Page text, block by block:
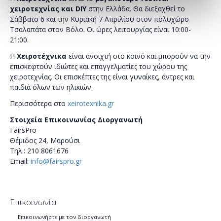
χειροτεχνίας και DIY στην Ελλάδα. Θα διεξαχθεί το
Σάββατο 6 και την Κυριακή 7 Απριλίου στον πολυχώρο
Τσαλαπάτα στον Βόλο. Οι ώρες λειτουργίας είναι 10:00-
21:00.
Η Χειροτέχνικα είναι ανοιχτή στο κοινό και μπορούν να την
επισκεφτούν ιδιώτες και επαγγελματίες του χώρου της
χειροτεχνίας. Οι επισκέπτες της είναι γυναίκες, άντρες και
παιδιά όλων των ηλικιών.
Περισσότερα στο xeirotexnika.gr
Στοιχεία Επικοινωνίας Διοργανωτή
Fair­sPro
Θέμιδος 24, Μαρούσι
Tηλ.: 210 8061676
Email: info@fairspro.gr
Επικοινωνία
Επικοινωνήστε με τον διοργανωτή